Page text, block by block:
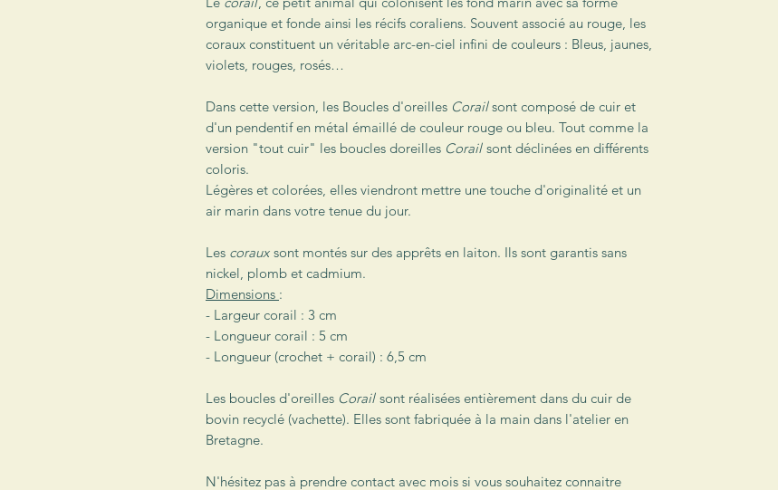
organique et fonde ainsi les récifs coraliens. Souvent associé au rouge, les
coraux constituent un véritable arc-en-ciel infini de couleurs : Bleus, jaunes,
violets, rouges, rosés…
Dans cette version, les Boucles d'oreilles Corailsont composé de cuir et
d'un pendentif en métal émaillé de couleur rouge ou bleu. Tout comme la
version "tout cuir" les boucles doreilles Corail sont déclinées en différents
coloris.
Légères et colorées, elles viendront mettre une touche d'originalité et un
air marin dans votre tenue du jour.
Les coraux sont montés sur des apprêts en laiton. Ils sont garantis sans
nickel, plomb et cadmium.
Dimensions :
- Largeur corail : 3 cm
- Longueur corail : 5 cm
- Longueur (crochet + corail) : 6,5 cm
Les boucles d'oreilles Corail sont réalisées entièrement dans du cuir de
bovin recyclé (vachette). Elles sont fabriquée à la main dans l'atelier en
Bretagne.
N'hésitez pas à prendre contact avec mois si vous souhaitez connaitre